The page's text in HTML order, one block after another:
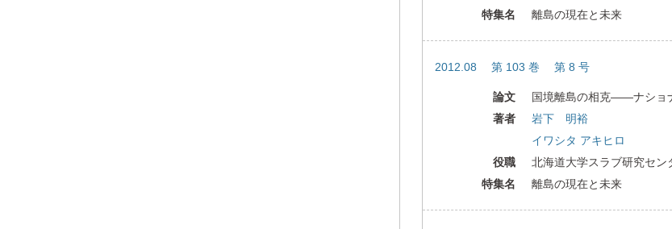
特集名
離島の現在と未来
2012.08 第 103 巻 第 8 号
論文
国境離島の相克――ナショ
著者
岩下 明裕
イワシタ アキヒロ
役職
北海道大学スラブ研究セン
特集名
離島の現在と未来